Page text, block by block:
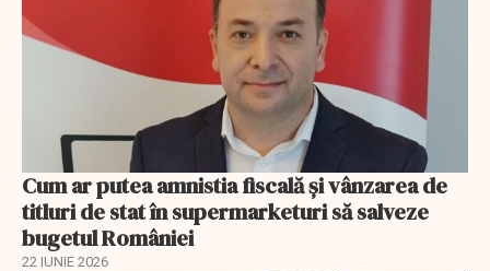
Cum ar putea amnistia fiscală și vânzarea de
titluri de stat în supermarketuri să salveze
bugetul României
22 IUNIE 2026